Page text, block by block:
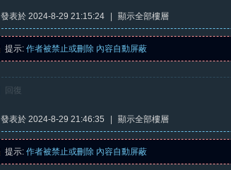
發表於 2024-8-29 21:15:24 顯示全部樓層
提示: 作者被禁止或刪除 內容自動屏蔽
回復
發表於 2024-8-29 21:46:35 顯示全部樓層
提示: 作者被禁止或刪除 內容自動屏蔽